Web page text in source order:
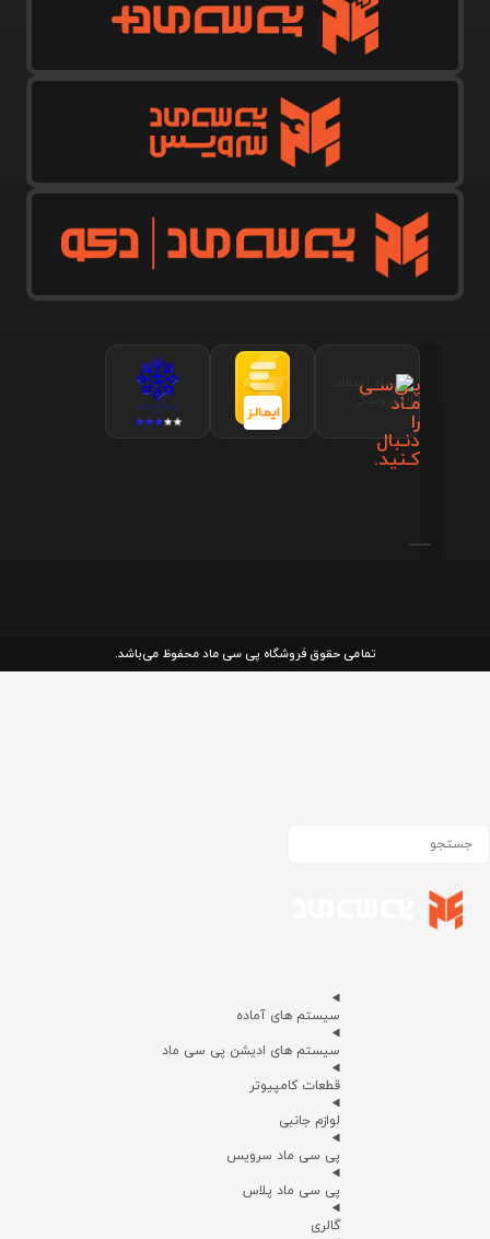
پـی‌سـی
مـاد
را
دنـبال
کـنید.
تمامی حقوق فروشگاه پی سی ماد محفوظ می‌باشد.
سیستم های آماده
سیستم های ادیشن پی سی ماد
قطعات کامپیوتر
لوازم جانبی
پی سی ماد سرویس
پی سی ماد پلاس
گالری